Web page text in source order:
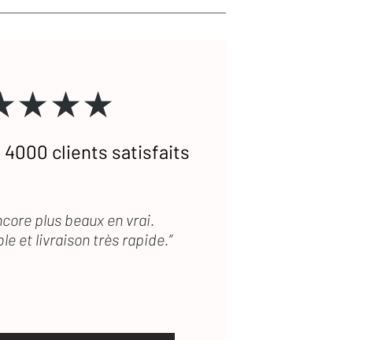
4000 clients satisfaits
plus beaux en vrai.
et livraison très rapide.”